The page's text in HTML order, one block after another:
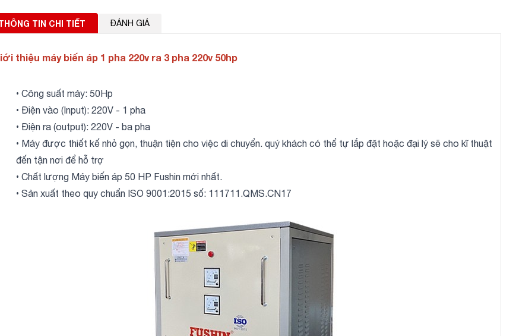
TIN CHI TIẾT ĐÁNH GIÁ
thiệu máy biến áp 1 pha 220v ra 3 pha 220v 50hp
• Công suất máy: 50Hp
• Điện vào (Input): 220V - 1 pha
• Điện ra (output): 220V - ba pha
• Máy được thiết kế nhỏ gọn, thuận tiện cho việc di chuyển. quý khách có thể tự lắp đặt hoặc đại lý sẽ cho kĩ thuật
đến tận nơi để hỗ trợ
• Chất lượng Máy biến áp 50 HP Fushin mới nhất.
• Sản xuất theo quy chuẩn ISO 9001:2015 số: 111711.QMS.CN17